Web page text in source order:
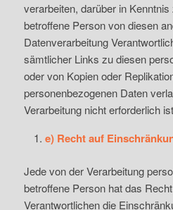
verarbeiten, darüber in
betroffene Person von diesen
Datenverarbeitung
sämtlicher Links zu diesen
oder von Kopien oder
personenbezogenen Daten
Verarbeitung nicht erforderlich
e) Recht auf
Jede von der Verarbeitung
betroffene Person hat das
Verantwortlichen die